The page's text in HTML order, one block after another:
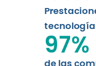
tecnología
de las
97%